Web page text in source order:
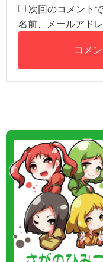
次回のコメント
名前、メールアド